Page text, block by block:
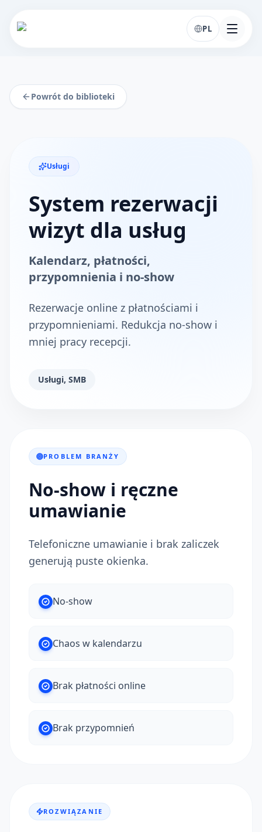
PL
Powrót do biblioteki
Usługi
System rezerwacji
wizyt dla usług
Kalendarz, płatności,
przypomnienia i no-show
Rezerwacje online z płatnościami i
przypomnieniami. Redukcja no-show i
mniej pracy recepcji.
Usługi, SMB
PROBLEM BRANŻY
No-show i ręczne
umawianie
Telefoniczne umawianie i brak zaliczek
generują puste okienka.
No-show
Chaos w kalendarzu
Brak płatności online
Brak przypomnień
ROZWIĄZANIE